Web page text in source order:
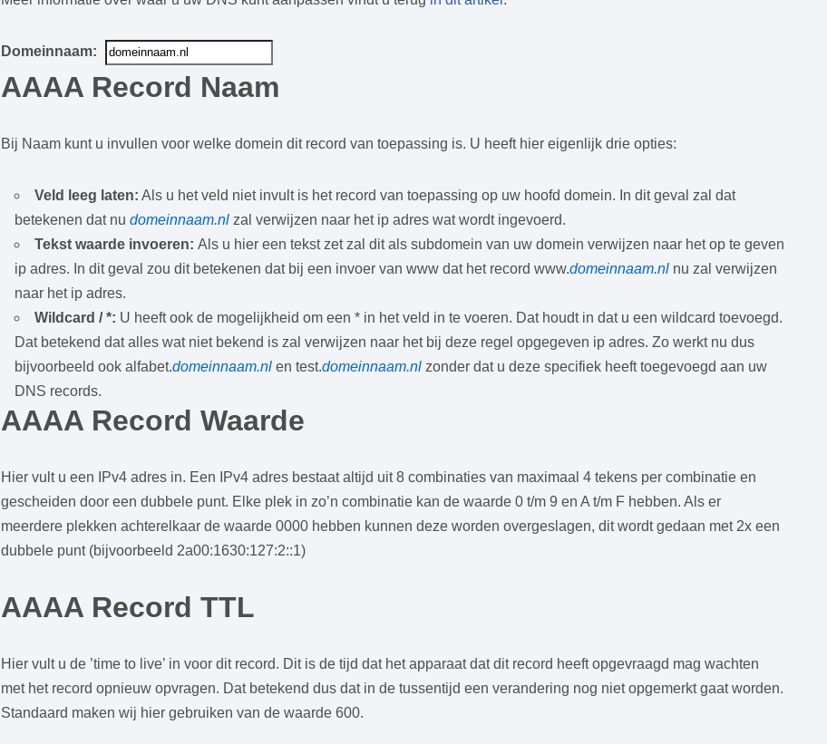
Domeinnaam:
AAAA Record Naam
Bij Naam kunt u invullen voor welke domein dit record van toepassing is. U heeft hier eigenlijk drie opties:
Veld leeg laten: Als u het veld niet invult is het record van toepassing op uw hoofd domein. In dit geval zal dat
betekenen dat nudomeinnaam.nl zal verwijzen naar het ip adres wat wordt ingevoerd.
Tekst waarde invoeren:Als u hier een tekst zet zal dit als subdomein van uw domein verwijzen naar het op te geven
ip adres. In dit geval zou dit betekenen dat bij een invoer van www dat het record www.domeinnaam.nl nu zal verwijzen
naar het ip adres.
Wildcard / *: U heeft ook de mogelijkheid om een * in het veld in te voeren. Dat houdt in dat u een wildcard toevoegd.
Dat betekend dat alles wat niet bekend is zal verwijzen naar het bij deze regel opgegeven ip adres. Zo werkt nu dus
bijvoorbeeld ook alfabet.domeinnaam.nl en test.domeinnaam.nl zonder dat u deze specifiek heeft toegevoegd aan uw
DNS records.
AAAA Record Waarde
Hier vult u een IPv4 adres in. Een IPv4 adres bestaat altijd uit 8 combinaties van maximaal 4 tekens per combinatie en
gescheiden door een dubbele punt. Elke plek in zo’n combinatie kan de waarde 0 t/m 9 en A t/m F hebben. Als er
meerdere plekken achterelkaar de waarde 0000 hebben kunnen deze worden overgeslagen, dit wordt gedaan met 2x een
dubbele punt (bijvoorbeeld 2a00:1630:127:2::1)
AAAA Record TTL
Hier vult u de ’time to live’ in voor dit record. Dit is de tijd dat het apparaat dat dit record heeft opgevraagd mag wachten
met het record opnieuw opvragen. Dat betekend dus dat in de tussentijd een verandering nog niet opgemerkt gaat worden.
Standaard maken wij hier gebruiken van de waarde 600.